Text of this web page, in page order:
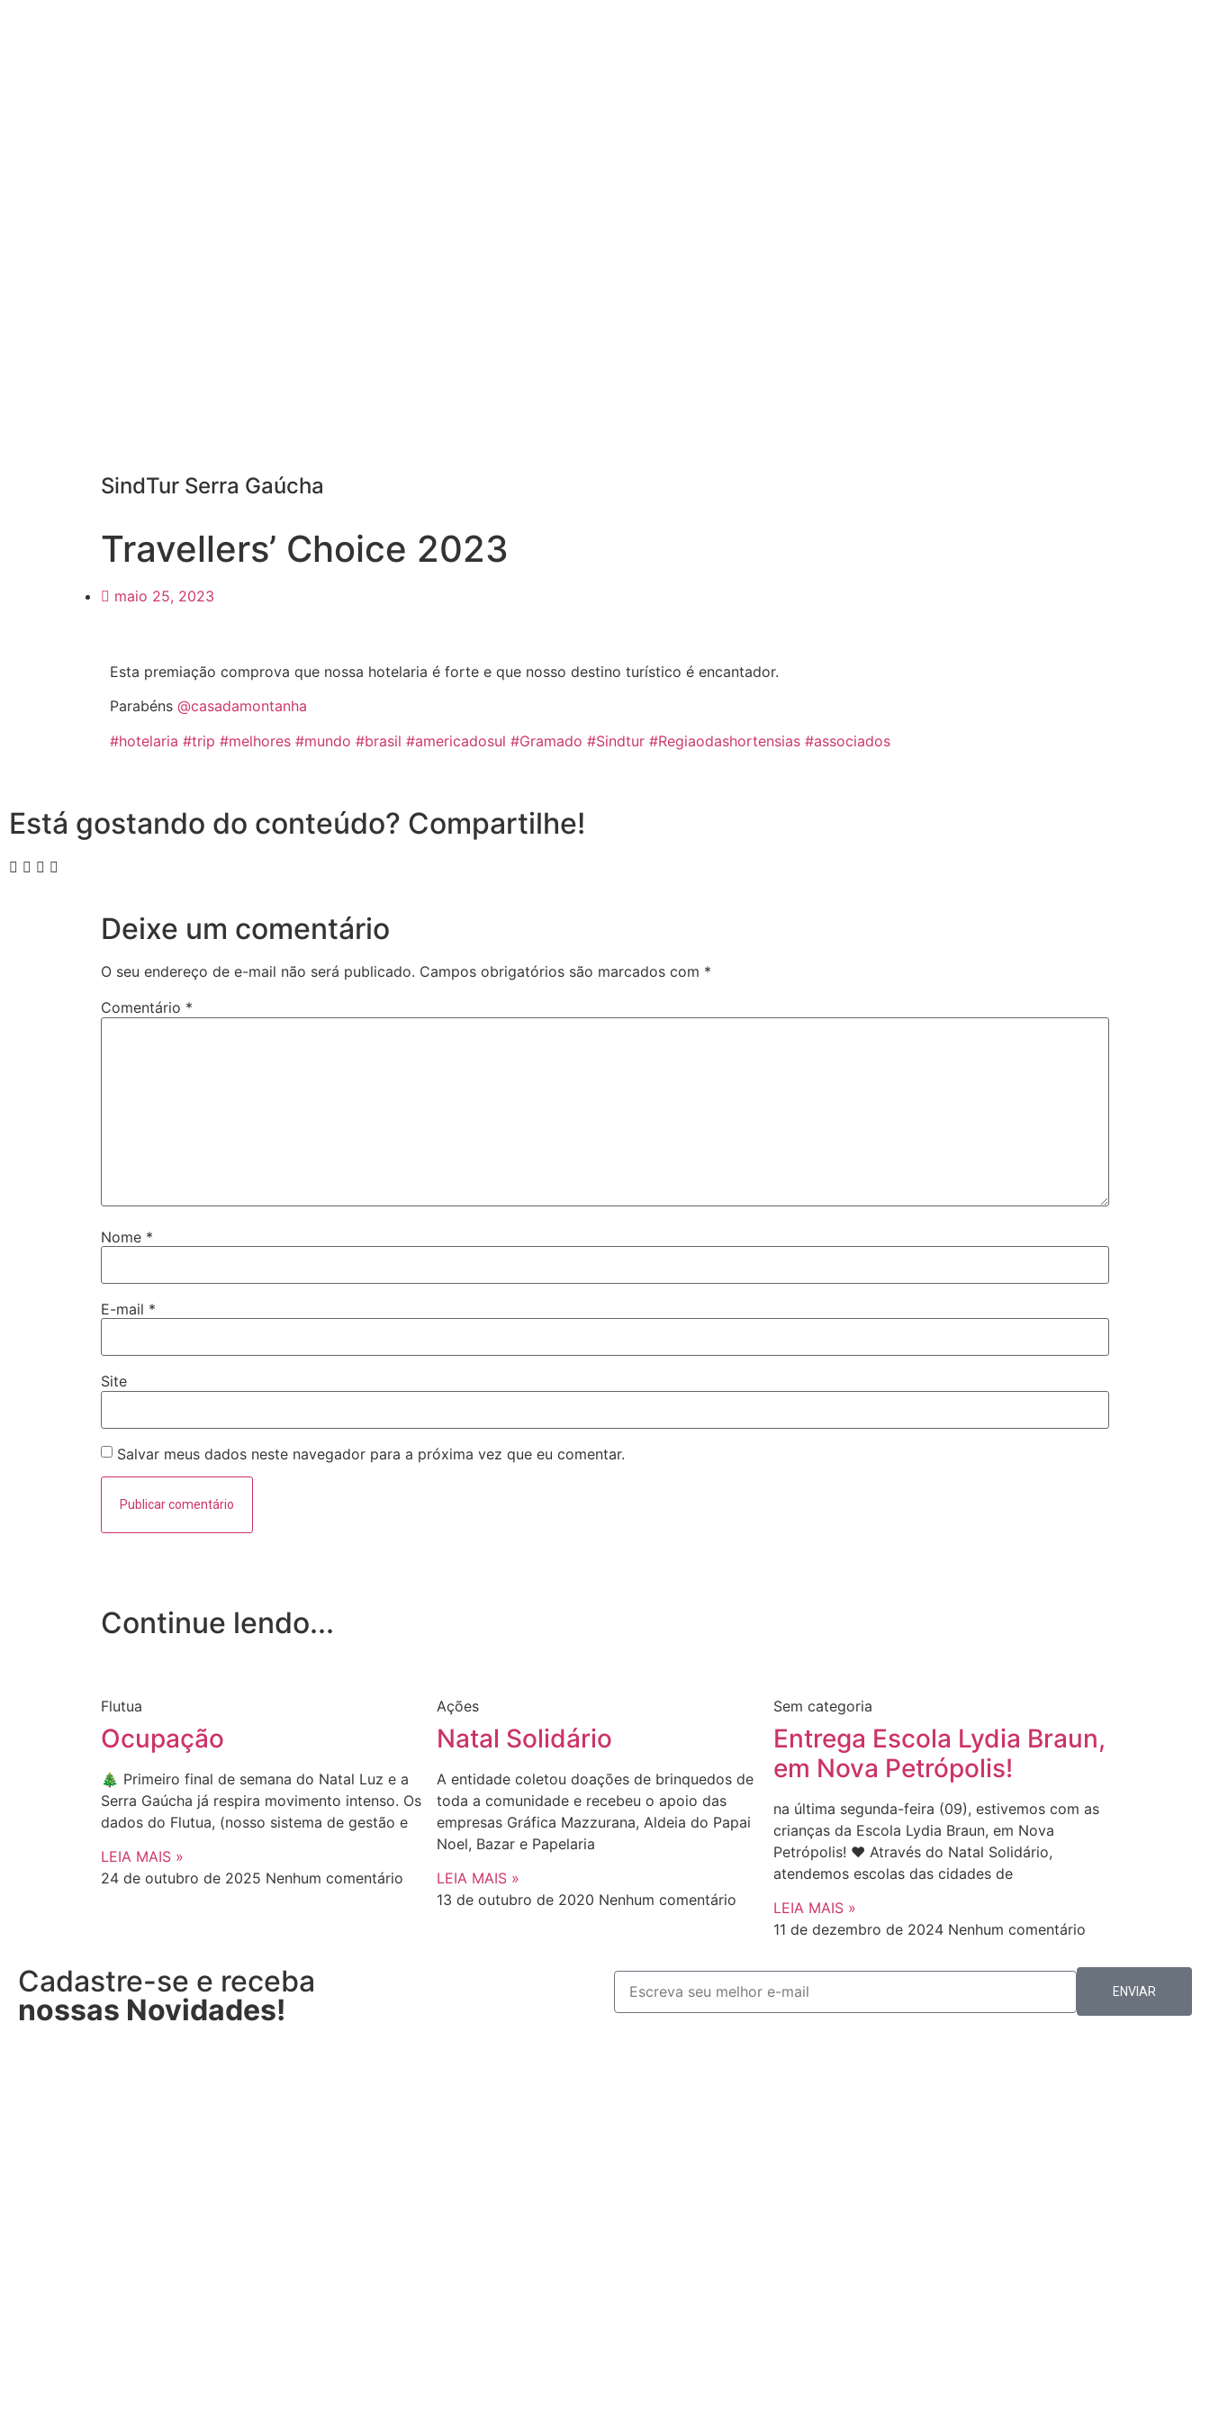
SindTur Serra Gaúcha
Travellers’ Choice 2023
maio 25, 2023
Esta premiação comprova que nossa hotelaria é forte e que nosso destino turístico é encantador.
Parabéns @casadamontanha
#hotelaria #trip #melhores #mundo #brasil #americadosul #Gramado #Sindtur #Regiaodashortensias #associados
Está gostando do conteúdo? Compartilhe!
Deixe um comentário
O seu endereço de e-mail não será publicado. Campos obrigatórios são marcados com *
Comentário *
Nome *
E-mail *
Site
Salvar meus dados neste navegador para a próxima vez que eu comentar.
Continue lendo...
Flutua
Ocupação
🎄 Primeiro final de semana do Natal Luz e a
Serra Gaúcha já respira movimento intenso. Os
dados do Flutua, (nosso sistema de gestão e
LEIA MAIS »
24 de outubro de 2025 Nenhum comentário
Ações
Natal Solidário
A entidade coletou doações de brinquedos de
toda a comunidade e recebeu o apoio das
empresas Gráfica Mazzurana, Aldeia do Papai
Noel, Bazar e Papelaria
LEIA MAIS »
13 de outubro de 2020 Nenhum comentário
Sem categoria
Entrega Escola Lydia Braun,
em Nova Petrópolis!
na última segunda-feira (09), estivemos com as
crianças da Escola Lydia Braun, em Nova
Petrópolis! ❤️ Através do Natal Solidário,
atendemos escolas das cidades de
LEIA MAIS »
11 de dezembro de 2024 Nenhum comentário
Cadastre-se e receba
nossas Novidades!
ENVIAR